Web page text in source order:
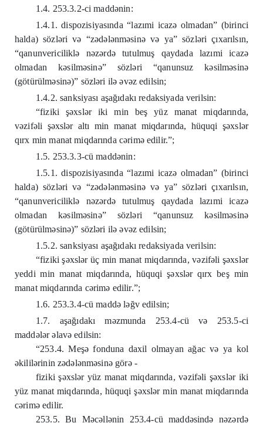
1.4. 253.3.2-ci maddənin:
1.4.1. dispozisiyasında “lazımi icazə olmadan” (birinci
halda) sözləri və “zədələnməsinə və ya” sözləri çıxarılsın,
“qanunvericiliklə nəzərdə tutulmuş qaydada lazımi icazə
olmadan kəsilməsinə” sözləri “qanunsuz kəsilməsinə
(götürülməsinə)” sözləri ilə əvəz edilsin;
1.4.2. sanksiyası aşağıdakı redaksiyada verilsin:
“fiziki şəxslər iki min beş yüz manat miqdarında,
vəzifəli şəxslər altı min manat miqdarında, hüquqi şəxslər
qırx min manat miqdarında cərimə edilir.”;
1.5. 253.3.3-cü maddənin:
1.5.1. dispozisiyasında “lazımi icazə olmadan” (birinci
halda) sözləri və “zədələnməsinə və ya” sözləri çıxarılsın,
“qanunvericiliklə nəzərdə tutulmuş qaydada lazımi icazə
olmadan kəsilməsinə” sözləri “qanunsuz kəsilməsinə
(götürülməsinə)” sözləri ilə əvəz edilsin;
1.5.2. sanksiyası aşağıdakı redaksiyada verilsin:
“fiziki şəxslər üç min manat miqdarında, vəzifəli şəxslər
yeddi min manat miqdarında, hüquqi şəxslər qırx beş min
manat miqdarında cərimə edilir.”;
1.6. 253.3.4-cü maddə ləğv edilsin;
1.7. aşağıdakı məzmunda 253.4-cü və 253.5-ci
maddələr əlavə edilsin:
“253.4. Meşə fonduna daxil olmayan ağac və ya kol
əkililərinin zədələnməsinə görə -
fiziki şəxslər yüz manat miqdarında, vəzifəli şəxslər iki
yüz manat miqdarında, hüquqi şəxslər min manat miqdarında
cərimə edilir.
253.5. Bu Məcəllənin 253.4-cü maddəsində nəzərdə